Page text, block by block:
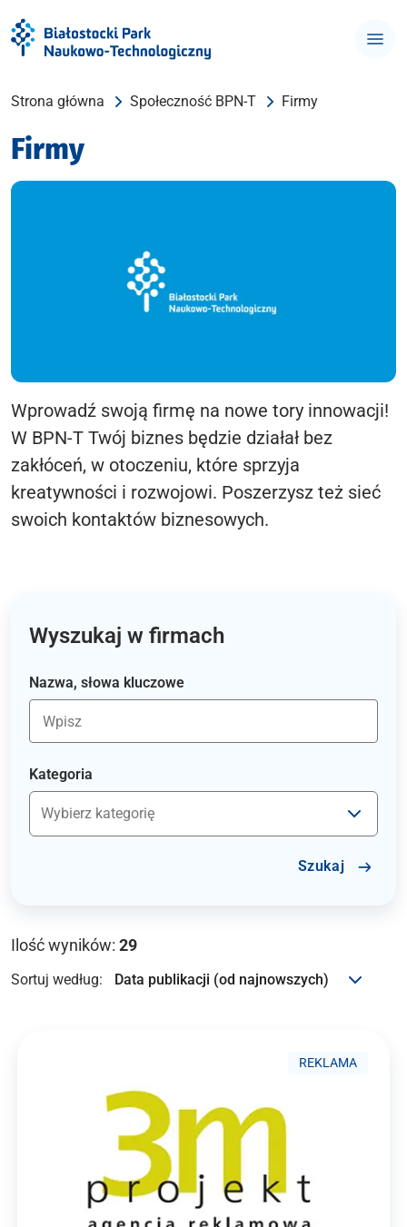
Strona główna Społeczność BPN-T Firmy
Firmy
Wprowadź swoją firmę na nowe tory innowacji!
W BPN-T Twój biznes będzie działał bez
zakłóceń, w otoczeniu, które sprzyja
kreatywności i rozwojowi. Poszerzysz też sieć
swoich kontaktów biznesowych.
Wyszukaj w firmach
Nazwa, słowa kluczowe
Kategoria
Szukaj
Ilość wyników: 29
Sortuj według:
REKLAMA